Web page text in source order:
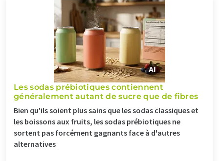
Les sodas prébiotiques contiennent
généralement autant de sucre que de fibres
Bien qu'ils soient plus sains que les sodas classiques et
les boissons aux fruits, les sodas prébiotiques ne
sortent pas forcément gagnants face à d'autres
alternatives